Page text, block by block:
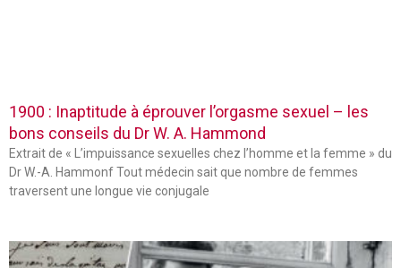
1900 : Inaptitude à éprouver l’orgasme sexuel – les
bons conseils du Dr W. A. Hammond
Extrait de « L’impuissance sexuelles chez l’homme et la femme » du
Dr W.-A. Hammonf Tout médecin sait que nombre de femmes
traversent une longue vie conjugale